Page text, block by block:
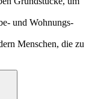
und Wohnungs­
Menschen, die zu